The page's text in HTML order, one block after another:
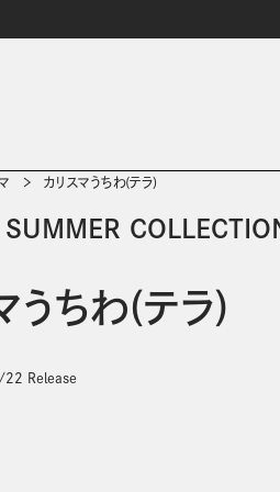
カリスマうちわ(テラ)
SUMMER
うちわ(テラ)
Release